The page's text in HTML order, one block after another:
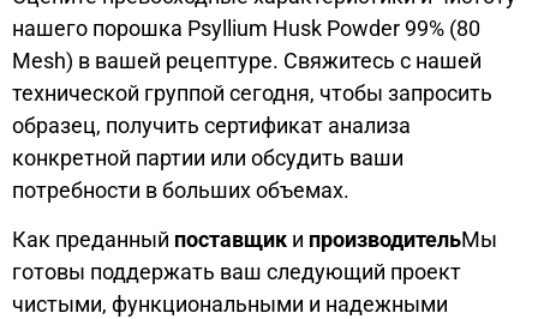
нашего порошка Psyllium Husk Powder 99% (80
Mesh) в вашей рецептуре. Свяжитесь с нашей
технической группой сегодня, чтобы запросить
образец, получить сертификат анализа
конкретной партии или обсудить ваши
потребности в больших объемах.
Как преданный поставщик и производительМы
готовы поддержать ваш следующий проект
чистыми, функциональными и надежными